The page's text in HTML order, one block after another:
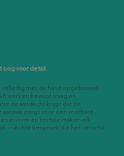
oog voor detail
met de hand opgebouwd,
werken bewust traag en
de aandacht krijgt die ze
zorgt voor een voelbare
in vorm en textuur maken elk
— echte keramiek die het verschil